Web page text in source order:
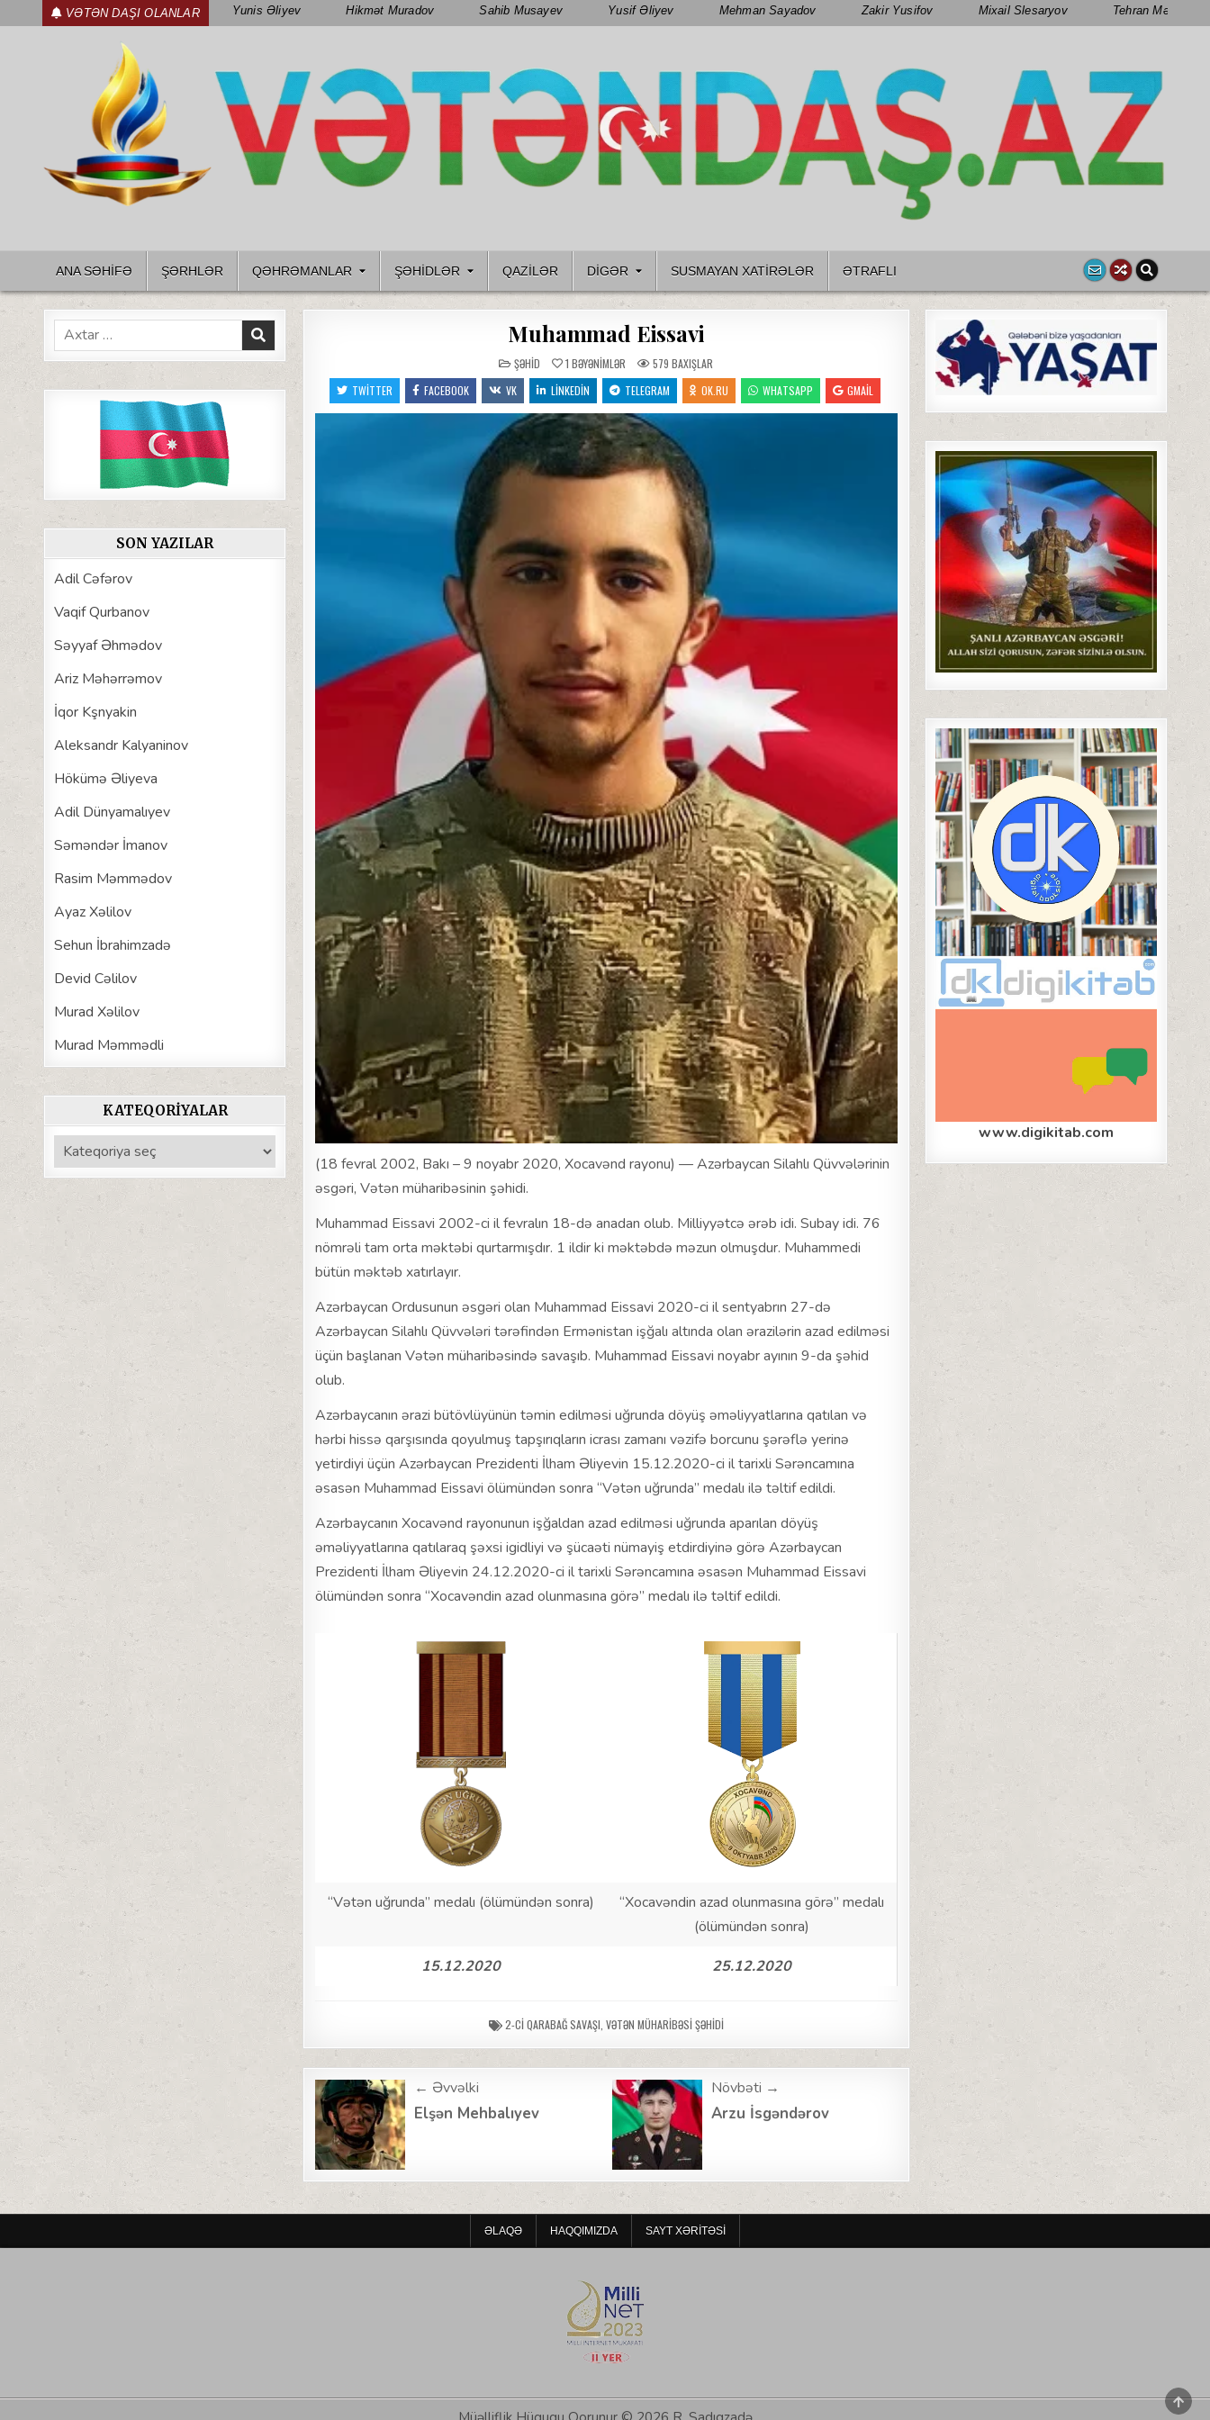
to
VƏTƏN DAŞI OLANLAR Yunis Əliyev Hikmət Muradov Sahib Musayev Yusif Əliyev Mehman Sayadov Zakir Yusifov Mixail Slesaryov Tehran Mənsimov
ANA SƏHİFƏ ŞƏRHLƏR QƏHRƏMANLAR ŞƏHIDLƏR QAZILƏR DIGƏR SUSMAYAN XATİRƏLƏR ƏTRAFLI
Muhammad Eissavi
POSTED
IN
ŞƏHID 1 BƏYƏNIMLƏR 579 BAXIŞLAR
TWITTER
FACEBOOK VK LINKEDIN TELEGRAM OK.RU WHATSAPP GMAIL
(18 fevral 2002, Bakı – 9 noyabr 2020, Xocavənd rayonu) — Azərbaycan Silahlı Qüvvələrinin
əsgəri, Vətən müharibəsinin şəhidi.
Muhammad Eissavi 2002-ci il fevralın 18-də anadan olub. Milliyyətcə ərəb idi. Subay idi. 76
nömrəli tam orta məktəbi qurtarmışdır. 1 ildir ki məktəbdə məzun olmuşdur. Muhammedi
bütün məktəb xatırlayır.
Azərbaycan Ordusunun əsgəri olan Muhammad Eissavi 2020-ci il sentyabrın 27-də
Azərbaycan Silahlı Qüvvələri tərəfindən Ermənistan işğalı altında olan ərazilərin azad edilməsi
üçün başlanan Vətən müharibəsində savaşıb. Muhammad Eissavi noyabr ayının 9-da şəhid
olub.
Azərbaycanın ərazi bütövlüyünün təmin edilməsi uğrunda döyüş əməliyyatlarına qatılan və
hərbi hissə qarşısında qoyulmuş tapşırıqların icrası zamanı vəzifə borcunu şərəflə yerinə
yetirdiyi üçün Azərbaycan Prezidenti İlham Əliyevin 15.12.2020-ci il tarixli Sərəncamına
əsasən Muhammad Eissavi ölümündən sonra “Vətən uğrunda” medalı ilə təltif edildi.
Azərbaycanın Xocavənd rayonunun işğaldan azad edilməsi uğrunda aparılan döyüş
əməliyyatlarına qatılaraq şəxsi igidliyi və şücaəti nümayiş etdirdiyinə görə Azərbaycan
Prezidenti İlham Əliyevin 24.12.2020-ci il tarixli Sərəncamına əsasən Muhammad Eissavi
ölümündən sonra “Xocavəndin azad olunmasına görə” medalı ilə təltif edildi.
“Vətən uğrunda” medalı (ölümündən sonra)
“Xocavəndin azad olunmasına görə” medalı
(ölümündən sonra)
15.12.2020
25.12.2020
2-CI QARABAĞ SAVAŞI VƏTƏN MÜHARIBƏSI ŞƏHIDI
Post
navigation
← Əvvəlki
Elşən Mehbalıyev
Növbəti →
Arzu İsgəndərov
Search
for:
SON YAZILAR
Adil Cəfərov
Vaqif Qurbanov
Səyyaf Əhmədov
Ariz Məhərrəmov
İqor Kşnyakin
Aleksandr Kalyaninov
Hökümə Əliyeva
Adil Dünyamalıyev
Səməndər İmanov
Rasim Məmmədov
Ayaz Xəlilov
Sehun İbrahimzadə
Devid Cəlilov
Murad Xəlilov
Murad Məmmədli
KATEQORIYALAR
Kateqoriyalar
www.digikitab.com
ƏLAQƏ HAQQIMIZDA SAYT XƏRITƏSI
TO